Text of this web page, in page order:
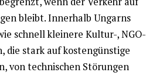
bleibt. Innerhalb Ungarns
schnell kleinere Kultur-, NGO-
die stark auf kostengünstige
von technischen Störungen